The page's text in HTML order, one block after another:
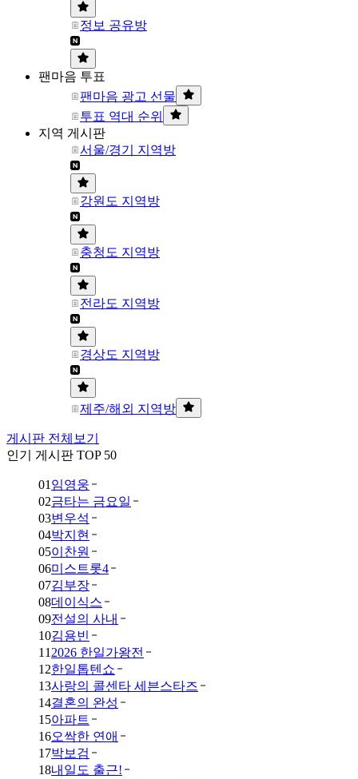
정보 공유방
팬마음 투표
팬마음 광고 선물
투표 역대 순위
지역 게시판
서울/경기 지역방
강원도 지역방
충청도 지역방
전라도 지역방
경상도 지역방
제주/해외 지역방
게시판 전체보기
인기 게시판 TOP 50
01 임영웅
02금타는 금요일
03변우석
04박지현
05이찬원
06미스트롯4
07김부장
08데이식스
09전설의 사내
10김용빈
11 2026 한일가왕전
12한일톱텐쇼
13사랑의 콜센타 세븐스타즈
14결혼의 완성
15아파트
16오싹한 연애
17박보검
18내일도 출근!